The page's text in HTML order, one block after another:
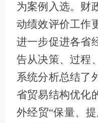
为案例入选。财
动绩效评价工作
进一步促进各省
告从决策、过程
系统分析总结了
省贸易结构优化
外经贸“保量、